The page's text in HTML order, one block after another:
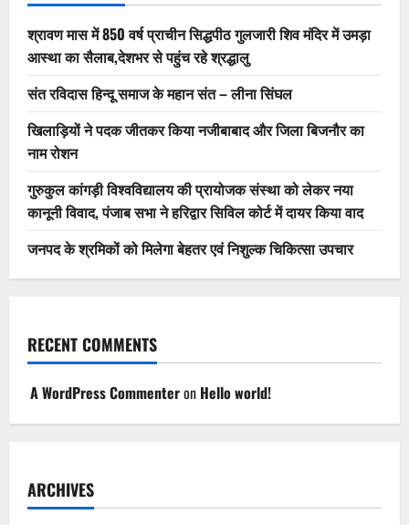
श्रावण मास में 850 वर्ष प्राचीन सिद्धपीठ गुलजारी शिव मंदिर में उमड़ा
आस्था का सैलाब,देशभर से पहुंच रहे श्रद्धालु
संत रविदास हिन्दू समाज के महान संत – लीना सिंघल
खिलाड़ियों ने पदक जीतकर किया नजीबाबाद और जिला बिजनौर का
नाम रोशन
गुरुकुल कांगड़ी विश्वविद्यालय की प्रायोजक संस्था को लेकर नया
कानूनी विवाद, पंजाब सभा ने हरिद्वार सिविल कोर्ट में दायर किया वाद
जनपद के श्रमिकों को मिलेगा बेहतर एवं निशुल्क चिकित्सा उपचार
RECENT COMMENTS
A WordPress Commenteron Hello world!
ARCHIVES